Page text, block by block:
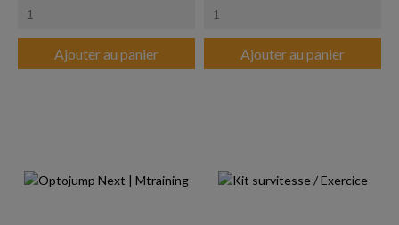
Ajouter au panier Ajouter au panier